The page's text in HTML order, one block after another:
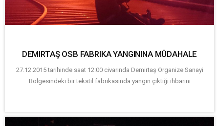
DEMIRTAŞ OSB FABRIKA YANGININA MÜDAHALE
27.12.2015 tarihinde saat 12:00 civarında Demirtaş Organize Sanayi
Bölgesindeki bir tekstil fabrikasında yangın çıktığı ihbarını